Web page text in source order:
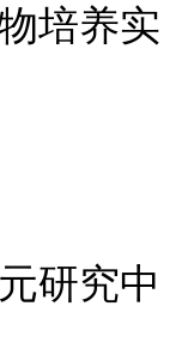
培养实
研究中